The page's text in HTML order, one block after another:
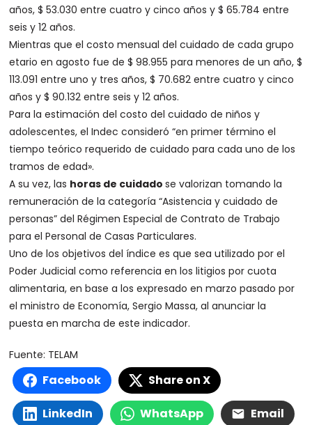
años, $ 53.030 entre cuatro y cinco años y $ 65.784 entre
seis y 12 años.
Mientras que el costo mensual del cuidado de cada grupo
etario en agosto fue de $ 98.955 para menores de un año, $
113.091 entre uno y tres años, $ 70.682 entre cuatro y cinco
años y $ 90.132 entre seis y 12 años.
Para la estimación del costo del cuidado de niños y
adolescentes, el Indec consideró “en primer término el
tiempo teórico requerido de cuidado para cada uno de los
tramos de edad».
A su vez, las horas de cuidadose valorizan tomando la
remuneración de la categoría “Asistencia y cuidado de
personas” del Régimen Especial de Contrato de Trabajo
para el Personal de Casas Particulares.
Uno de los objetivos del índice es que sea utilizado por el
Poder Judicial como referencia en los litigios por cuota
alimentaria, en base a los expresado en marzo pasado por
el ministro de Economía, Sergio Massa, al anunciar la
puesta en marcha de este indicador.
Fuente: TELAM
Facebook Share on X
LinkedIn WhatsApp Email